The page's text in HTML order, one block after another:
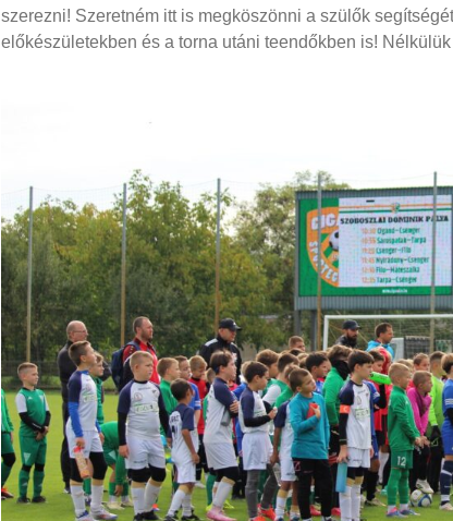
szerezni! Szeretném itt is megköszönni a szülők
előkészületekben és a torna utáni teendőkben is!